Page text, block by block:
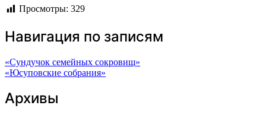
Просмотры: 329
Навигация по записям
«Сундучок семейных сокровищ»
«Юсуповские собрания»
Архивы